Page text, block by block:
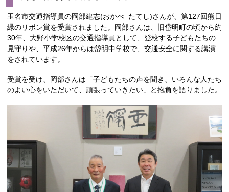
玉名市交通指導員の岡部建志(おかべ たてし)さんが、第127回熊日
緑のリボン賞を受賞されました。岡部さんは、旧岱明町の頃から約
30年、大野小学校区の交通指導員として、登校する子どもたちの
見守りや、平成26年からは岱明中学校で、交通安全に関する講演
をされています。
受賞を受け、岡部さんは「子どもたちの声を聞き、いろんな人たち
のよい心をいただいて、頑張っていきたい」と抱負を語りました。